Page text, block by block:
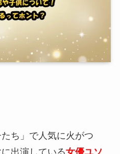
ち」で人気に火がつ